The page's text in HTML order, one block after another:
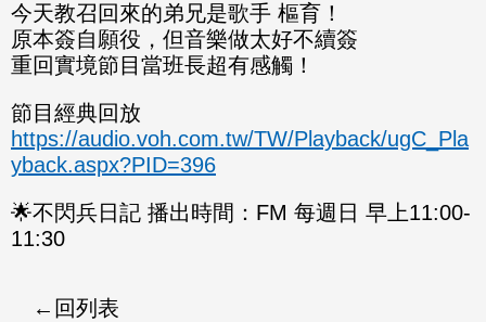
今天教召回來的弟兄是歌手 樞育！
原本簽自願役，但音樂做太好不續簽
重回實境節目當班長超有感觸！
節目經典回放
https://audio.voh.com.tw/TW/Playback/ugC_Pla
yback.aspx?PID=396
🌟不閃兵日記 播出時間：FM 每週日 早上11:00-
11:30
回列表